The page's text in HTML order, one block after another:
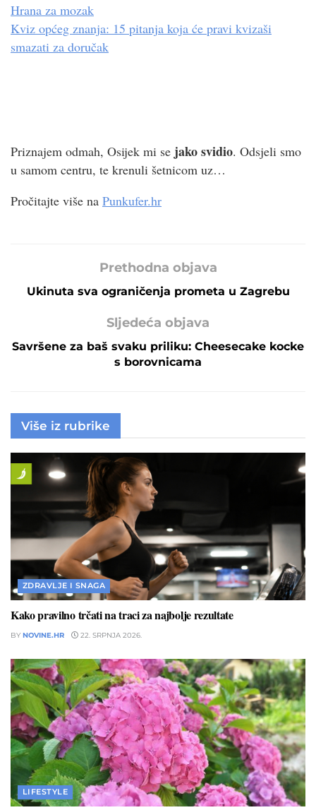
Hrana za mozak
Kviz općeg znanja: 15 pitanja koja će pravi kvizaši
smazati za doručak
Priznajem odmah, Osijek mi se jako svidio. Odsjeli smo
u samom centru, te krenuli šetnicom uz…
Pročitajte više na Punkufer.hr
Prethodna objava
Ukinuta sva ograničenja prometa u Zagrebu
Sljedeća objava
Savršene za baš svaku priliku: Cheesecake kocke
s borovnicama
Više iz rubrike
ZDRAVLJE I SNAGA
Kako pravilno trčati na traci za najbolje rezultate
BY NOVINE.HR 22. SRPNJA 2026.
LIFESTYLE